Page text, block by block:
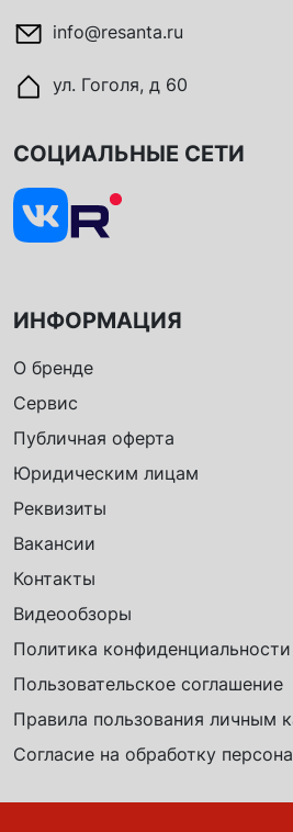
info@resanta.ru
ул. Гоголя, д 60
ИНФОРМАЦИЯ
О бренде
Сервис
Публичная оферта
Юридическим лицам
Реквизиты
Вакансии
Контакты
Видеообзоры
Политика конфиденциальности
Пользовательское соглашение
Правила пользования личным
Согласие на обработку
СОЦИАЛЬНЫЕ СЕТИ